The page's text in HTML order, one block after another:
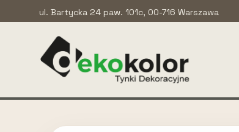
ul. Bartycka 24 paw. 101c, 00-716 Warszawa